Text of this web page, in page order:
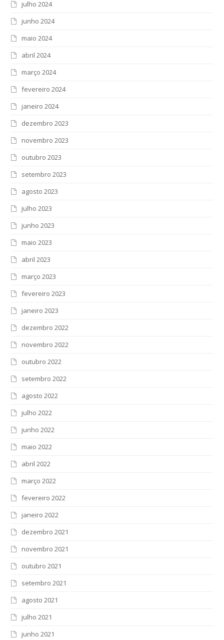
julho 2024
junho 2024
maio 2024
abril 2024
março 2024
fevereiro 2024
janeiro 2024
dezembro 2023
novembro 2023
outubro 2023
setembro 2023
agosto 2023
julho 2023
junho 2023
maio 2023
abril 2023
março 2023
fevereiro 2023
janeiro 2023
dezembro 2022
novembro 2022
outubro 2022
setembro 2022
agosto 2022
julho 2022
junho 2022
maio 2022
abril 2022
março 2022
fevereiro 2022
janeiro 2022
dezembro 2021
novembro 2021
outubro 2021
setembro 2021
agosto 2021
julho 2021
junho 2021